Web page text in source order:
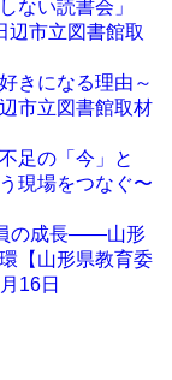
ない読書会」
辺市立図書館取
きになる理由～
市立図書館取材
足の「今」と
現場をつなぐ〜
の成長――山形
【山形県教育委
16日